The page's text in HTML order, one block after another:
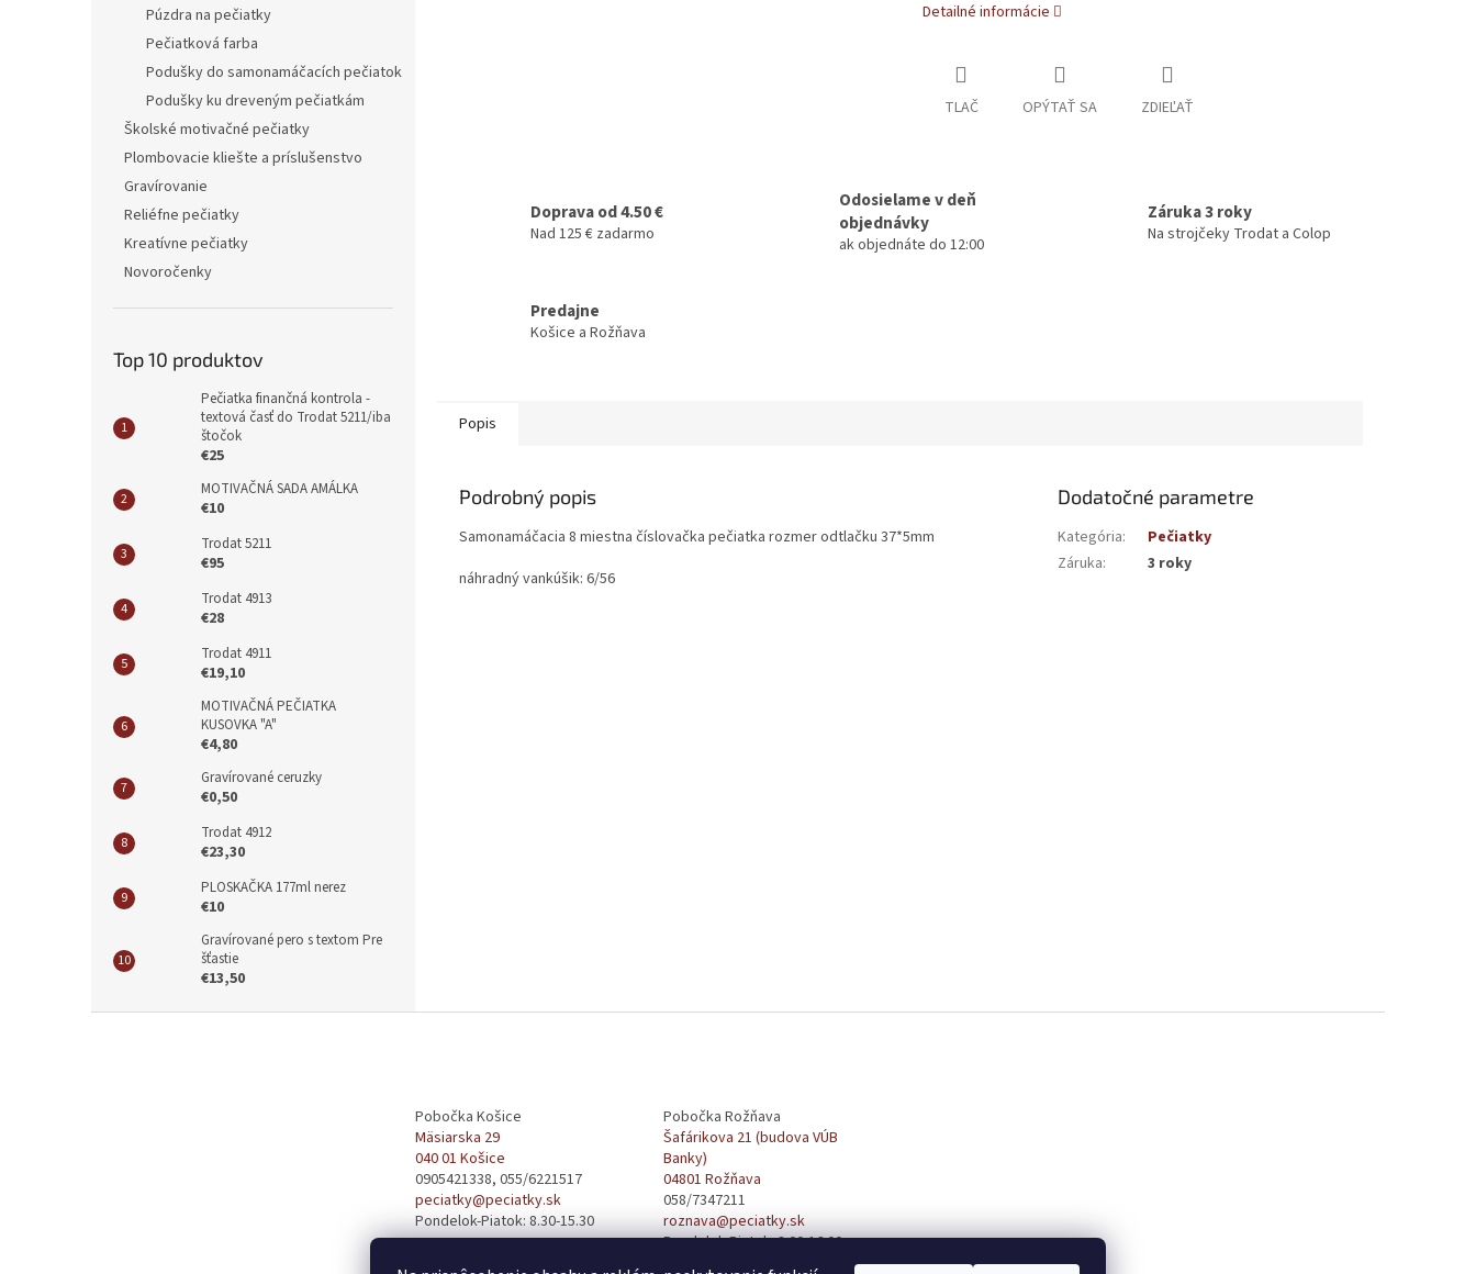
Púzdra na pečiatky
Pečiatková farba
Podušky do samonamáčacích pečiatok
Podušky ku dreveným pečiatkám
Školské motivačné pečiatky
Plombovacie kliešte a príslušenstvo
Gravírovanie
Reliéfne pečiatky
Kreatívne pečiatky
Novoročenky
Top 10 produktov
Pečiatka finančná kontrola -
textová časť do Trodat 5211/iba
štočok
€25
MOTIVAČNÁ SADA AMÁLKA
€10
Trodat 5211
€95
Trodat 4913
€28
Trodat 4911
€19,10
MOTIVAČNÁ PEČIATKA
KUSOVKA "A"
€4,80
Gravírované ceruzky
€0,50
Trodat 4912
€23,30
PLOSKAČKA 177ml nerez
€10
Gravírované pero s textom Pre
šťastie
€13,50
Detailné informácie
TLAČ OPÝTAŤ SA ZDIEĽAŤ
Doprava od 4.50 €
Nad 125 € zadarmo
Odosielame v deň
objednávky
ak objednáte do 12:00
Záruka 3 roky
Na strojčeky Trodat a Colop
Predajne
Košice a Rožňava
Popis
Podrobný popis
Samonamáčacia 8 miestna číslovačka pečiatka rozmer odtlačku 37*5mm
náhradný vankúšik: 6/56
Dodatočné parametre
Kategória:
Pečiatky
Záruka: 3 roky
Pobočka Košice
Mäsiarska 29
040 01 Košice
0905421338, 055/6221517
peciatky@peciatky.sk
Pondelok-Piatok: 8.30-15.30
Pobočka Rožňava
Šafárikova 21 (budova VÚB
Banky)
04801 Rožňava
058/7347211
roznava@peciatky.sk
Pondelok-Piatok: 8:00-16:00
obedňajšia prestávka od 12:00